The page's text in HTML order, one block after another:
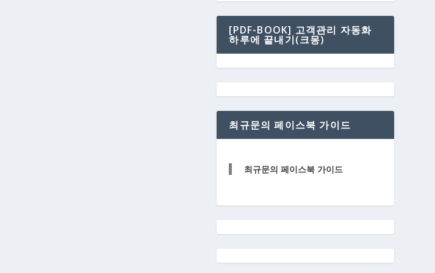
[PDF-BOOK] 고객관리 자동화
하루에 끝내기(크몽)
최규문의 페이스북 가이드
최규문의 페이스북 가이드